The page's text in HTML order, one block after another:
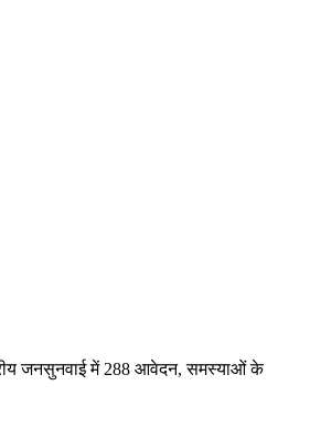
जनसुनवाई में 288 आवेदन, समस्याओं के